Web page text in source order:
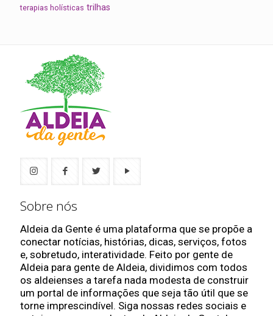
terapias holísticas trilhas
Sobre nós
Aldeia da Gente é uma plataforma que se propõe a
conectar notícias, histórias, dicas, serviços, fotos
e, sobretudo, interatividade. Feito por gente de
Aldeia para gente de Aldeia, dividimos com todos
os aldeienses a tarefa nada modesta de construir
um portal de informações que seja tão útil que se
torne imprescindível. Siga nossas redes sociais e